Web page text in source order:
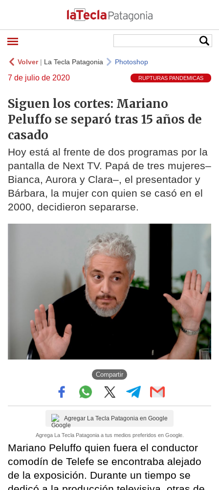
Volver| La Tecla Patagonia Photoshop
7 de julio de 2020 RUPTURAS PANDEMICAS
Siguen los cortes: Mariano
Peluffo se separó tras 15 años de
casado
Hoy está al frente de dos programas por la
pantalla de Next TV. Papá de tres mujeres–
Bianca, Aurora y Clara–, el presentador y
Bárbara, la mujer con quien se casó en el
2000, decidieron separarse.
Compartir
Agregar La Tecla Patagonia en Google
Agrega La Tecla Patagonia a tus medios preferidos en Google.
Mariano Peluffo quien fuera el conductor
comodín de Telefe se encontraba alejado
de la exposición. Durante un tiempo se